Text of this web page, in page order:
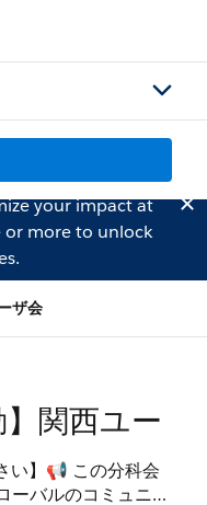
your impact at
more to unlock
ザ会
関西ユー
い】📢 この分科会
バルのコミュニテ